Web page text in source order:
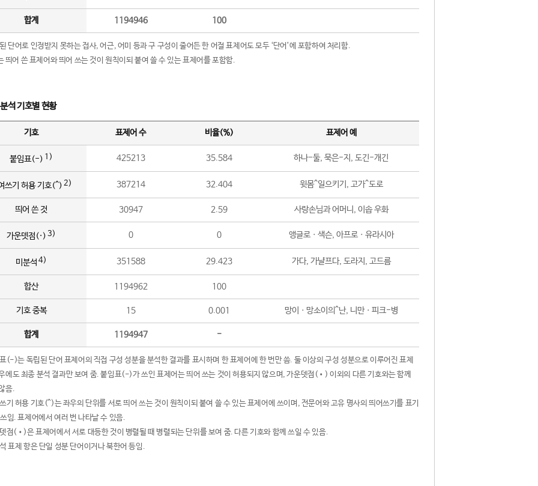
합계 1194946 100
단어로 인정받지 못하는 접사, 어근, 어미 등과 구 구성이 줄어든 한 어절 표제어도 모두 ‘단어’에 포함하여 처리함.
띄어 쓴 표제어와 띄어 쓰는 것이 원칙이되 붙여 쓸 수 있는 표제어를 포함함.
석 기호별 현황
기호 표제어 수 비율(%) 표제어 예
붙임표(-) 1) 425213 35.584 하나-둘, 묵은-지, 도긴-개긴
쓰기 허용 기호(^) 2) 387214 32.404 윗몸^일으키기, 고가^도로
띄어 쓴 것 30947 2.59 사랑손님과 어머니, 이솝 우화
가운뎃점(·) 3) 0 0 앵글로ㆍ색슨, 아프로ㆍ유라시아
미분석 4) 351588 29.423 가다, 가냘프다, 도라지, 고드름
합산 1194962 100
기호 중복 15 0.001 망이ㆍ망소이의^난, 니만ㆍ피크-병
합계 1194947 -
(-)는 독립된 단어 표제어의 직접 구성 성분을 분석한 결과를 표시하며 한 표제어에 한 번만 씀. 둘 이상의 구성 성분으로 이루어진 표제
에도 최종 분석 결과만 보여 줌. 붙임표(-)가 쓰인 표제어는 띄어 쓰는 것이 허용되지 않으며, 가운뎃점(•) 이외의 다른 기호와는 함께
음.
기 허용 기호(^)는 좌우의 단위를 서로 띄어 쓰는 것이 원칙이되 붙여 쓸 수 있는 표제어에 쓰이며, 전문어와 고유 명사의 띄어쓰기를 표기
임. 표제어에서 여러 번 나타날 수 있음.
점(•)은 표제어에서 서로 대등한 것이 병렬될 때 병렬되는 단위를 보여 줌. 다른 기호와 함께 쓰일 수 있음.
표제 항은 단일 성분 단어이거나 북한어 등임.